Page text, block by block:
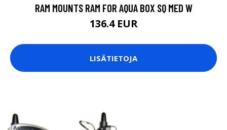
RAM MOUNTS RAM FOR AQUA BOX SQ MED W
136.4 EUR
LISÄTIETOJA